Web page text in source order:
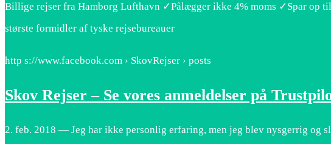
Billige rejser fra Hamborg Lufthavn ✓Pålægger ikke 4% moms ✓Spar op
største formidler af tyske rejsebureauer
http s://www.facebook.com › SkovRejser › posts
Skov Rejser – Se vores anmeldelser på
2. feb. 2018 — Jeg har ikke personlig erfaring, men jeg blev nysgerrig og